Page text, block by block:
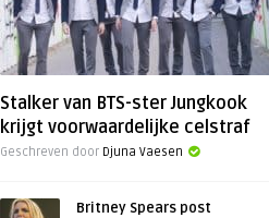
Stalker van BTS-ster Jungkook
krijgt voorwaardelijke celstraf
Geschreven door Djuna Vaesen
Britney Spears post